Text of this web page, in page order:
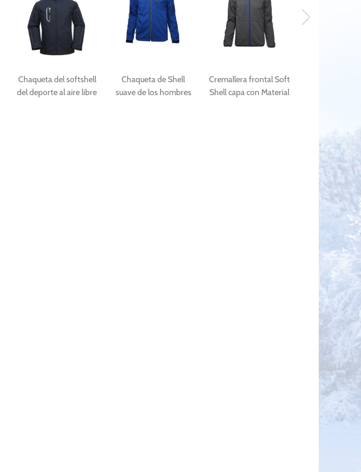
Chaqueta del softshell
del deporte al aire libre
Chaqueta de Shell
suave de los hombres
Cremallera frontal Soft
Shell capa con Material